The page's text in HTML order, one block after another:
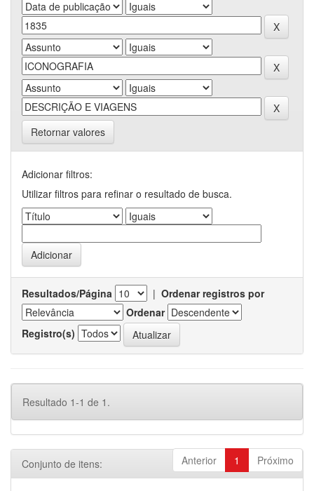
Retornar valores
Adicionar filtros:
Utilizar filtros para refinar o resultado de busca.
Resultados/Página | Ordenar registros por
Ordenar
Registro(s)
Resultado 1-1 de 1.
Anterior 1 Próximo
Conjunto de itens: